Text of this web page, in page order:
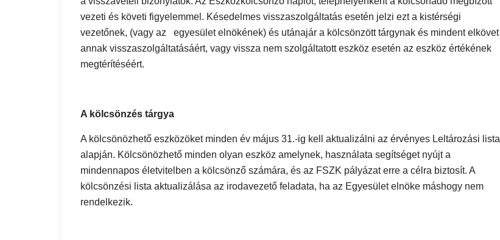
vezeti és követi figyelemmel. Késedelmes visszaszolgáltatás esetén jelzi ezt a kistérségi
vezetőnek, (vagy az egyesület elnökének) és utánajár a kölcsönzött tárgynak és mindent elkövet
annak visszaszolgáltatásáért, vagy vissza nem szolgáltatott eszköz esetén az eszköz értékének
megtérítéséért.
A kölcsönzés tárgya
A kölcsönözhető eszközöket minden év május 31.-ig kell aktualizálni az érvényes Leltározási lista
alapján. Kölcsönözhető minden olyan eszköz amelynek, használata segítséget nyújt a
mindennapos életvitelben a kölcsönző számára, és az FSZK pályázat erre a célra biztosít. A
kölcsönzési lista aktualizálása az irodavezető feladata, ha az Egyesület elnöke máshogy nem
rendelkezik.